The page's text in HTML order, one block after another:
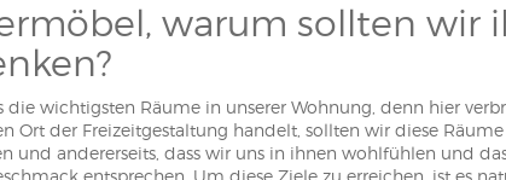
warum sollten wir
die wichtigsten Räume in unserer Wohnung, denn hier
Ort der Freizeitgestaltung handelt, sollten wir diese Räume
und andererseits, dass wir uns in ihnen wohlfühlen und
entsprechen. Um diese Ziele zu erreichen, ist es